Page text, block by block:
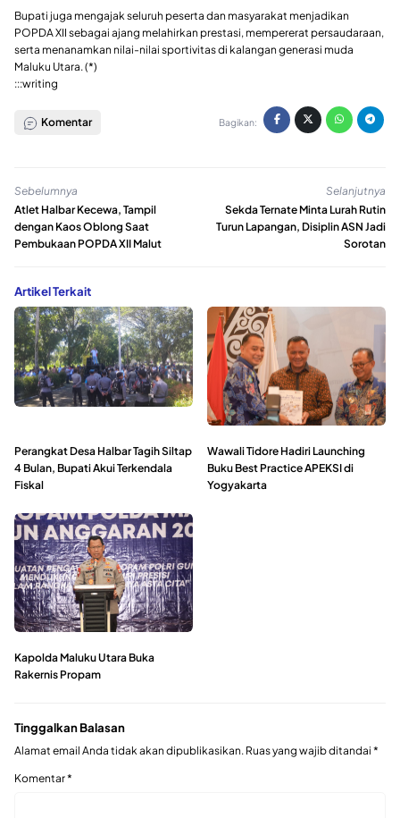
Bupati juga mengajak seluruh peserta dan masyarakat menjadikan
POPDA XII sebagai ajang melahirkan prestasi, mempererat persaudaraan,
serta menanamkan nilai-nilai sportivitas di kalangan generasi muda
Maluku Utara. (*)
:::writing
Komentar Bagikan:
Sebelumnya
Atlet Halbar Kecewa, Tampil
dengan Kaos Oblong Saat
Pembukaan POPDA XII Malut
Selanjutnya
Sekda Ternate Minta Lurah Rutin
Turun Lapangan, Disiplin ASN Jadi
Sorotan
Artikel Terkait
Perangkat Desa Halbar Tagih Siltap
4 Bulan, Bupati Akui Terkendala
Fiskal
Wawali Tidore Hadiri Launching
Buku Best Practice APEKSI di
Yogyakarta
Kapolda Maluku Utara Buka
Rakernis Propam
Tinggalkan Balasan
Alamat email Anda tidak akan dipublikasikan. Ruas yang wajib ditandai *
Komentar*